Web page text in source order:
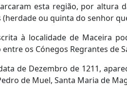
esta região, por altura
(herdade ou quinta do senhor
à localidade de Maceira
os Cónegos Regrantes de
de Dezembro de 1211,
de Muel, Santa Maria de